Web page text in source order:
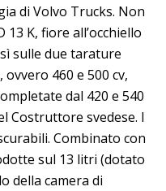
di Volvo Trucks. Non
K, fiore all’occhiello
sulle due tarature
460 e 500 cv,
dal 420 e 540
Costruttore svedese. I
Combinato con
sul 13 litri (dotato
della camera di